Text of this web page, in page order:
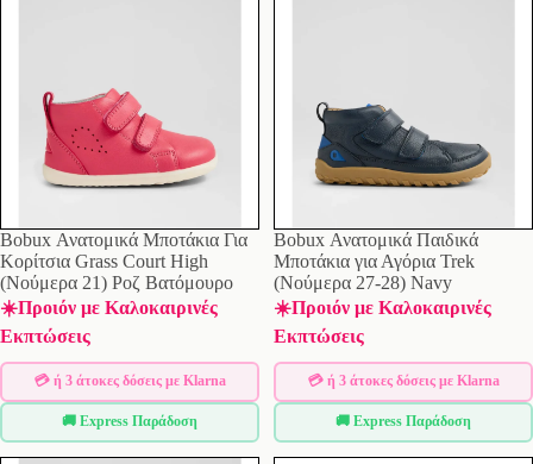
Bobux Ανατομικά Μποτάκια Για
Κορίτσια Grass Court High
(Νούμερα 21) Ροζ Βατόμουρο
☀️Προιόν με Καλοκαιρινές
Εκπτώσεις
💳 ή 3 άτοκες δόσεις με Klarna
🚚 Express Παράδοση
Bobux Ανατομικά Παιδικά
Μποτάκια για Αγόρια Trek
(Νούμερα 27-28) Navy
☀️Προιόν με Καλοκαιρινές
Εκπτώσεις
💳 ή 3 άτοκες δόσεις με Klarna
🚚 Express Παράδοση